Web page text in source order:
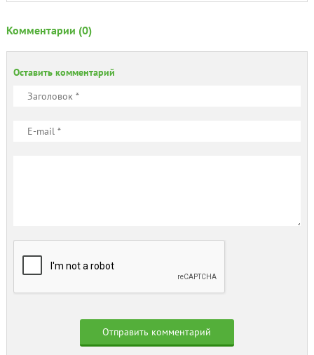
Комментарии (0)
Оставить комментарий